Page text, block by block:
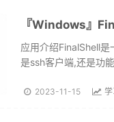
应用介绍FinalShell
是ssh客户端,还是功
2023-11-15